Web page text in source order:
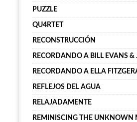
PUZZLE
QU4RTET
RECONSTRUCCIÓN
RECORDANDO A BILL EVANS &
RECORDANDO A ELLA
REFLEJOS DEL AGUA
RELAJADAMENTE
REMINISCING THE UNKNOWN